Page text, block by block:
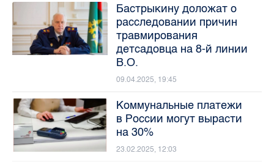
Бастрыкину доложат о
расследовании причин
травмирования
детсадовца на 8-й линии
В.О.
09.04.2025, 19:45
Коммунальные платежи
в России могут вырасти
на 30%
23.02.2025, 12:03